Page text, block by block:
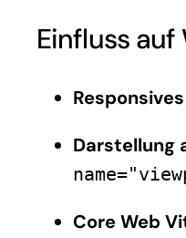
Einfluss auf
Darstellung
Core Web